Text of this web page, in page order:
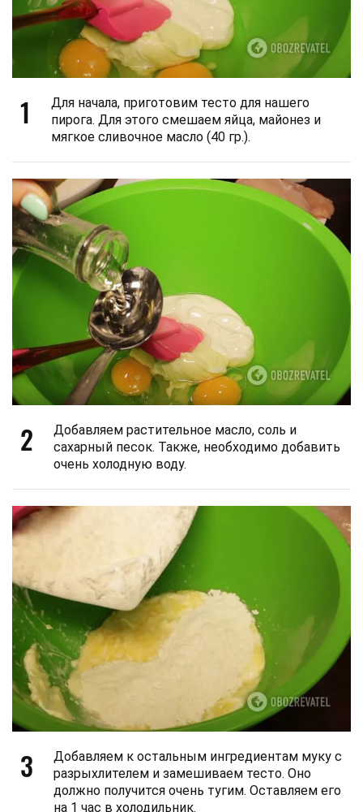
1
Для начала, приготовим тесто для нашего
пирога. Для этого смешаем яйца, майонез и
мягкое сливочное масло (40 гр.).
2
Добавляем растительное масло, соль и
сахарный песок. Также, необходимо добавить
очень холодную воду.
3
Добавляем к остальным ингредиентам муку с
разрыхлителем и замешиваем тесто. Оно
должно получится очень тугим. Оставляем его
на 1 час в холодильник.